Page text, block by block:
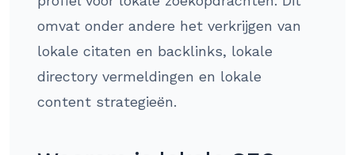
omvat onder andere het verkrijgen van
lokale citaten en backlinks, lokale
directory vermeldingen en lokale
content strategieën.